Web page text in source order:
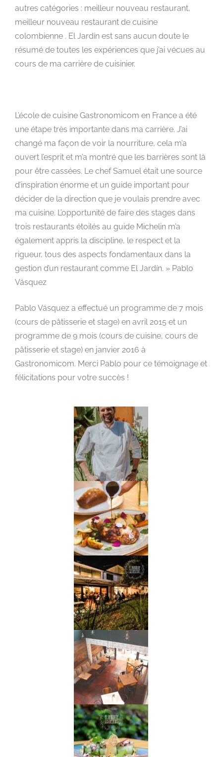
autres catégories : meilleur nouveau restaurant,
meilleur nouveau restaurant de cuisine
colombienne . El Jardín est sans aucun doute le
résumé de toutes les expériences que j’ai vécues au
cours de ma carrière de cuisinier.
L’école de cuisine Gastronomicom en France a été
une étape très importante dans ma carrière. J’ai
changé ma façon de voir la nourriture, cela m’a
ouvert l’esprit et m’a montré que les barrières sont là
pour être cassées. Le chef Samuel était une source
d’inspiration énorme et un guide important pour
décider de la direction que je voulais prendre avec
ma cuisine. L’opportunité de faire des stages dans
trois restaurants étoilés au guide Michelin m’a
également appris la discipline, le respect et la
rigueur, tous des aspects fondamentaux dans la
gestion d’un restaurant comme El Jardín. » Pablo
Vásquez
Pablo Vásquez a effectué un programme de 7 mois
(cours de pâtisserie et stage) en avril 2015 et un
programme de 9 mois (cours de cuisine, cours de
pâtisserie et stage) en janvier 2016 à
Gastronomicom. Merci Pablo pour ce témoignage et
félicitations pour votre succès !